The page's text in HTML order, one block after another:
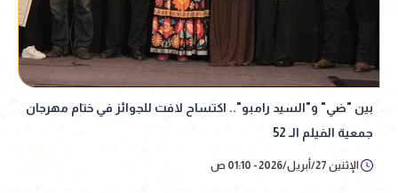
بين "ضي" و"السيد رامبو".. اكتساح لافت للجوائز في ختام مهرجان
جمعية الفيلم الـ 52
الإثنين 27/أبريل/2026 - 01:10 ص